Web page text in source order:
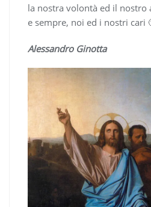
la nostra volontà ed il nostro
e sempre, noi ed i nostri cari
Alessandro Ginotta